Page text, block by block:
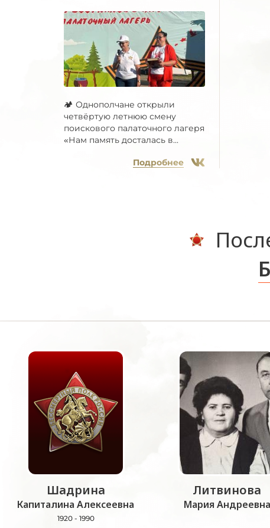
🏕 Однополчане открыли
четвёртую летнюю смену
поискового палаточного лагеря
«Нам память досталась в...
Подробнее
Шадрина
Капиталина Алексеевна
1920 - 1990
Литвинова
Мария Андреевна